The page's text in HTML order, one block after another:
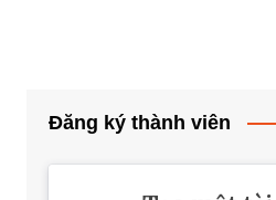
Đăng ký thành viên